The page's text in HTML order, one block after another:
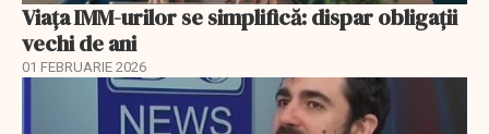
Viața IMM-urilor se simplifică: dispar obligații
vechi de ani
01 FEBRUARIE 2026
EXCLUSIV